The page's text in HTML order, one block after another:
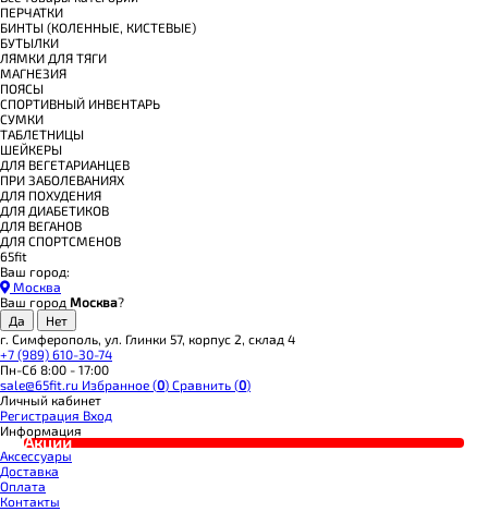
ПЕРЧАТКИ
БИНТЫ (КОЛЕННЫЕ, КИСТЕВЫЕ)
БУТЫЛКИ
ЛЯМКИ ДЛЯ ТЯГИ
МАГНЕЗИЯ
ПОЯСЫ
СПОРТИВНЫЙ ИНВЕНТАРЬ
СУМКИ
ТАБЛЕТНИЦЫ
ШЕЙКЕРЫ
ДЛЯ ВЕГЕТАРИАНЦЕВ
ПРИ ЗАБОЛЕВАНИЯХ
ДЛЯ ПОХУДЕНИЯ
ДЛЯ ДИАБЕТИКОВ
ДЛЯ ВЕГАНОВ
ДЛЯ СПОРТСМЕНОВ
65fit
Ваш город:
Москва
Ваш город Москва?
г. Симферополь, ул. Глинки 57, корпус 2, склад 4
+7 (989) 610-30-74
Пн-Сб 8:00 - 17:00
sale@65fit.ru Избранное (0) Сравнить (0)
Личный кабинет
Регистрация Вход
Информация
Акции
Аксессуары
Доставка
Оплата
Контакты